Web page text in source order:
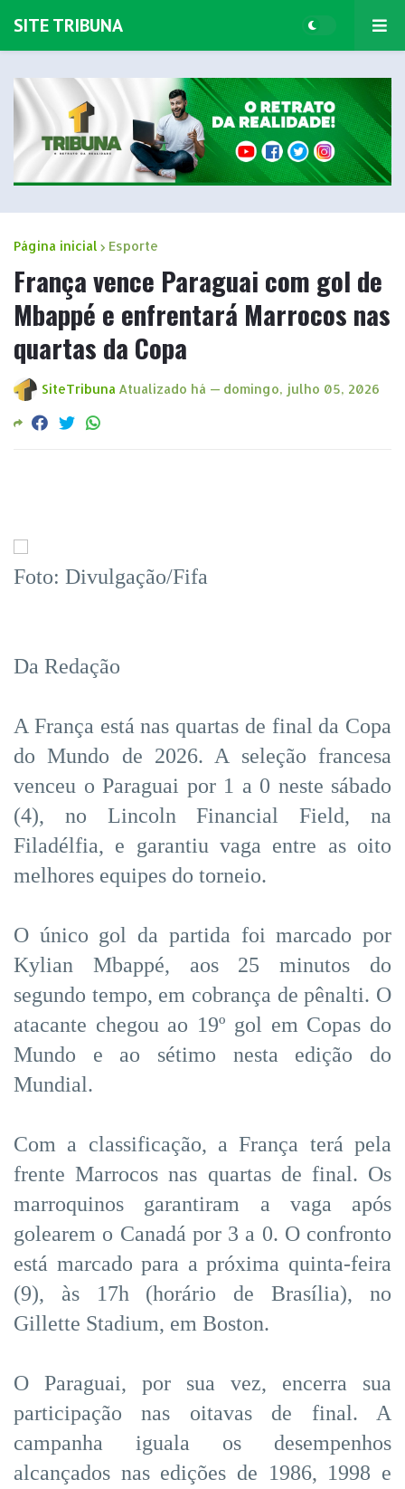
SITE TRIBUNA
Página inicial Esporte
França vence Paraguai com gol de
Mbappé e enfrentará Marrocos nas
quartas da Copa
SiteTribuna Atualizado há — domingo, julho 05, 2026
Foto: Divulgação/Fifa
Da Redação
A França está nas quartas de final da Copa
do Mundo de 2026. A seleção francesa
venceu o Paraguai por 1 a 0 neste sábado
(4), no Lincoln Financial Field, na
Filadélfia, e garantiu vaga entre as oito
melhores equipes do torneio.
O único gol da partida foi marcado por
Kylian Mbappé, aos 25 minutos do
segundo tempo, em cobrança de pênalti. O
atacante chegou ao 19º gol em Copas do
Mundo e ao sétimo nesta edição do
Mundial.
Com a classificação, a França terá pela
frente Marrocos nas quartas de final. Os
marroquinos garantiram a vaga após
golearem o Canadá por 3 a 0. O confronto
está marcado para a próxima quinta-feira
(9), às 17h (horário de Brasília), no
Gillette Stadium, em Boston.
O Paraguai, por sua vez, encerra sua
participação nas oitavas de final. A
campanha iguala os desempenhos
alcançados nas edições de 1986, 1998 e